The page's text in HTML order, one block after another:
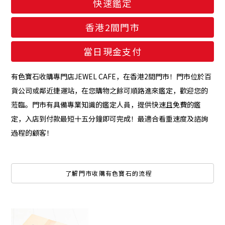
快速鑑定
香港2間門市
當日現金支付
有色寶石收購專門店JEWEL CAFE，在香港2間門市！門市位於百
貨公司或鄰近捷運站，在您購物之餘可順路進來鑑定，歡迎您的
蒞臨。門市有具備專業知識的鑑定人員，提供快速且免費的鑑
定，入店到付款最短十五分鐘即可完成！最適合看重速度及諮詢
過程的顧客！
了解門市收購有色寶石的流程